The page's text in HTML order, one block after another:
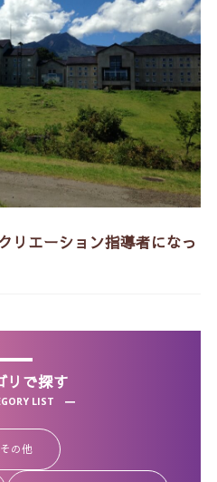
リエーション指導者になっ
リで探す
LIST
その他